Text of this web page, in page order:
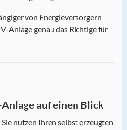
von Energieversorgern
Anlage genau das Richtige für
auf einen Blick
nutzen Ihren selbst erzeugten